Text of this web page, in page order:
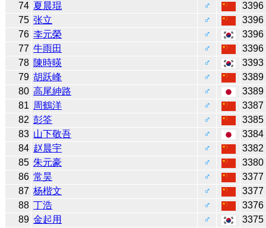
74 夏晨琨 ♂
3396
75 张立 ♂
3396
76 李元榮 ♂
3396
77 牛雨田 ♂
3396
78 陳時暎 ♂
3393
79 胡跃峰 ♂
3389
80 高尾紳路 ♂
3389
81 周鶴洋 ♂
3387
82 彭筌 ♂
3385
83 山下敬吾 ♂
3384
84 赵晨宇 ♂
3382
85 朱元豪 ♂
3380
86 常昊 ♂
3377
87 杨楷文 ♂
3377
88 丁浩 ♂
3376
89 金起用 ♂
3375